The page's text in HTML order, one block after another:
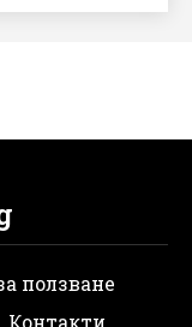
ползване
Контакти